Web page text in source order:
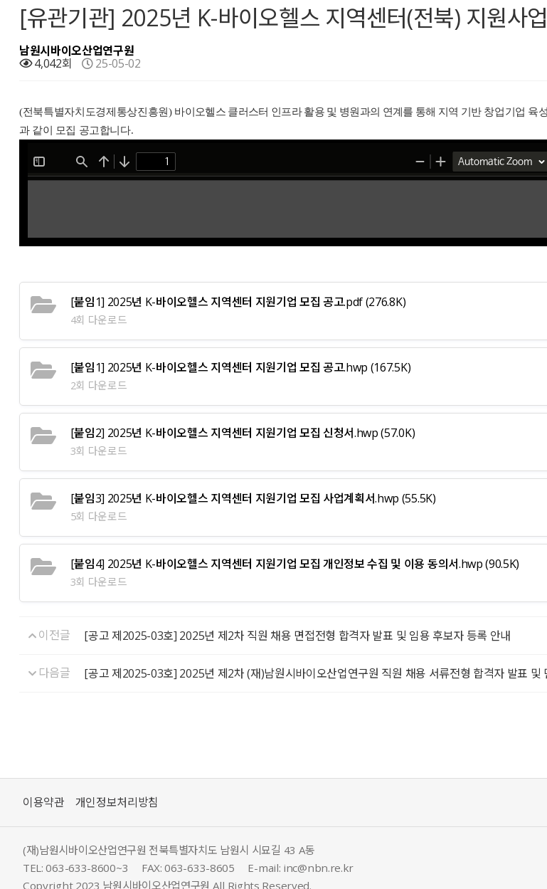
[유관기관] 2025년 K-바이오헬스 지역센터(전북) 지원사
남원시바이오산업연구원
4,042회
25-05-02
(전북특별자치도경제통상진흥원) 바이오헬스 클러스터 인프라 활용 및 병원과의 연계를 통해 지역 기반 창업기업 육
과 같이 모집 공고합니다.
[붙임1] 2025년 K-바이오헬스 지역센터 지원기업 모집 공고.pdf(276.8K)
4회 다운로드
[붙임1] 2025년 K-바이오헬스 지역센터 지원기업 모집 공고.hwp (167.5K)
2회 다운로드
[붙임2] 2025년 K-바이오헬스 지역센터 지원기업 모집 신청서.hwp(57.0K)
3회 다운로드
[붙임3] 2025년 K-바이오헬스 지역센터 지원기업 모집 사업계획서.hwp (55.5K)
5회 다운로드
[붙임4] 2025년 K-바이오헬스 지역센터 지원기업 모집 개인정보 수집 및 이용 동의서.hwp(90.5K)
3회 다운로드
이전글 [공고 제2025-03호] 2025년 제2차 직원 채용 면접전형 합격자 발표 및 임용 후보자 등록 안내
다음글 [공고 제2025-03호] 2025년 제2차 (재)남원시바이오산업연구원 직원 채용 서류전형 합격자 발표 및
이용약관 개인정보처리방침
(재)남원시바이오산업연구원 전북특별자치도 남원시 시묘길 43 A동
TEL: 063-633-8600~3
FAX: 063-633-8605
E-mail: inc@nbn.re.kr
Copyright 2023 남원시바이오산업연구원 All Rights Reserved.